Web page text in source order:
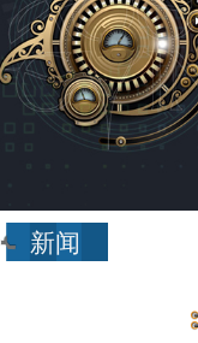
新闻